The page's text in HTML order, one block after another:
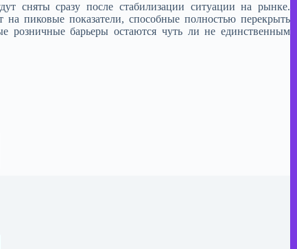
сняты сразу после стабилизации ситуации на рынке.
пиковые показатели, способные полностью перекрыть
розничные барьеры остаются чуть ли не единственным